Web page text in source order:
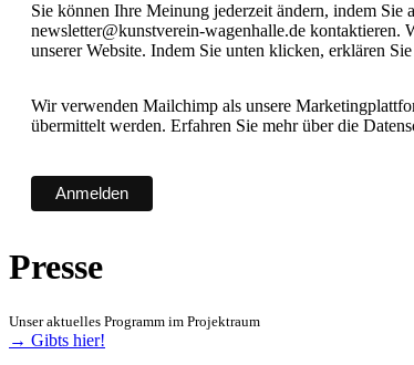
Sie können Ihre Meinung jederzeit ändern, indem
newsletter@kunstverein-wagenhalle.de kontaktieren.
unserer Website. Indem Sie unten klicken, erklären
Wir verwenden Mailchimp als unsere
übermittelt werden. Erfahren Sie mehr über die
Presse
Unser aktuelles Programm im Projektraum
→ Gibts hier!